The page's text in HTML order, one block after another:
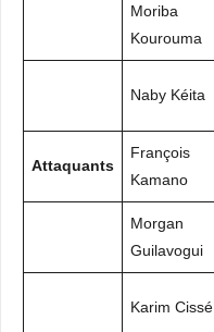
Moriba
Kourouma
Naby Kéita
Attaquants
François
Kamano
Morgan
Guilavogui
Karim Cissé